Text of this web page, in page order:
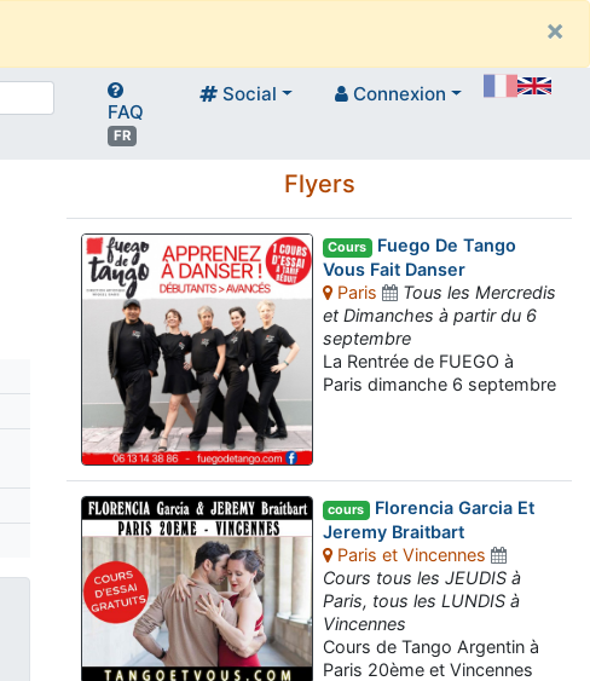
×
FAQ
FR
Social Connexion
Flyers
Cours Fuego De Tango
Vous Fait Danser
Paris
Tous les Mercredis
et Dimanches à partir du 6
septembre
La Rentrée de FUEGO à
Paris dimanche 6 septembre
cours Florencia Garcia Et
Jeremy Braitbart
Paris et Vincennes
Cours tous les JEUDIS à
Paris, tous les LUNDIS à
Vincennes
Cours de Tango Argentin à
Paris 20ème et Vincennes